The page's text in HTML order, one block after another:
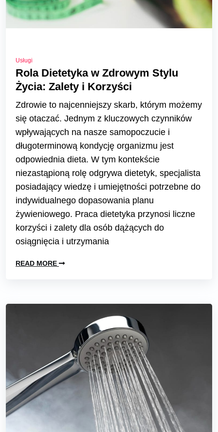
Usługi
Rola Dietetyka w Zdrowym Stylu
Życia: Zalety i Korzyści
Zdrowie to najcenniejszy skarb, którym możemy
się otaczać. Jednym z kluczowych czynników
wpływających na nasze samopoczucie i
długoterminową kondycję organizmu jest
odpowiednia dieta. W tym kontekście
niezastąpioną rolę odgrywa dietetyk, specjalista
posiadający wiedzę i umiejętności potrzebne do
indywidualnego dopasowania planu
żywieniowego. Praca dietetyka przynosi liczne
korzyści i zalety dla osób dążących do
osiągnięcia i utrzymania
READ MORE